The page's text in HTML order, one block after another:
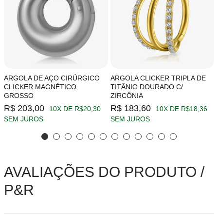
ARGOLA DE AÇO CIRÚRGICO
CLICKER MAGNÉTICO
GROSSO
R$ 203,00
10X DE R$20,30
SEM JUROS
ARGOLA CLICKER TRIPLA DE
TITÂNIO DOURADO C/
ZIRCÔNIA
R$ 183,60
10X DE R$18,36
SEM JUROS
AVALIAÇÕES DO PRODUTO /
P&R